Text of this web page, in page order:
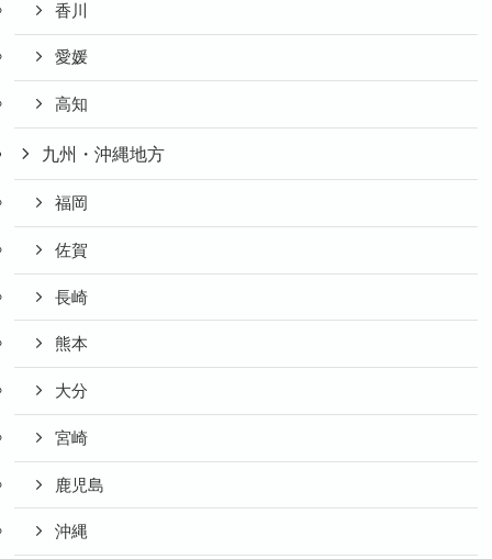
香川
愛媛
高知
九州・沖縄地方
福岡
佐賀
長崎
熊本
大分
宮崎
鹿児島
沖縄